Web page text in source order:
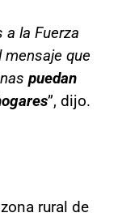
la Fuerza
mensaje que
puedan
”, dijo.
rural de